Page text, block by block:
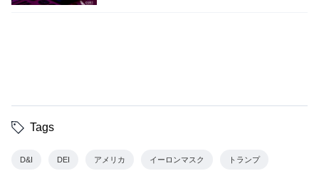
Tags
D&I DEI アメリカ イーロンマスク トランプ